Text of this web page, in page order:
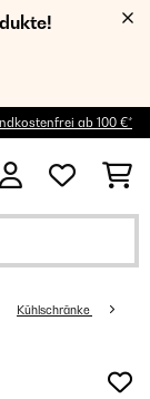
ab 100 €*
Kühlschränke